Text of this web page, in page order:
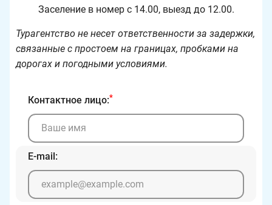
Заселение в номер с 14.00, выезд до 12.00.
Турагентство не несет ответственности за задержки,
связанные с простоем на границах, пробками на
дорогах и погодными условиями.
Контактное лицо:*
E-mail: